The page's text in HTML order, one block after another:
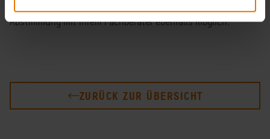
Abstimmung mit Ihrem Fachberater ebenfalls möglich.
ZURÜCK ZUR ÜBERSICHT